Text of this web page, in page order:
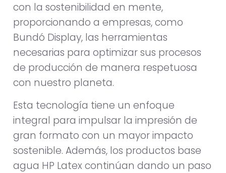
con la sostenibilidad en mente,
proporcionando a empresas, como
Bundó Display, las herramientas
necesarias para optimizar sus procesos
de producción de manera respetuosa
con nuestro planeta.
Esta tecnología tiene un enfoque
integral para impulsar la impresión de
gran formato con un mayor impacto
sostenible. Además, los productos base
agua HP Latex continúan dando un paso